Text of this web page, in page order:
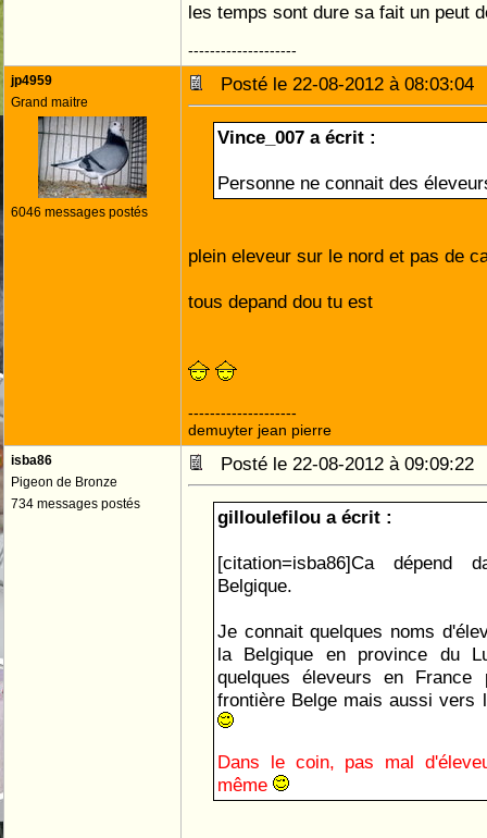
les temps sont dure sa fait un peut
--------------------
jp4959
Grand maitre
6046 messages postés
Posté le 22-08-2012 à
Vince_007 a écrit :
Personne ne connait des
plein eleveur sur le nord et pas de
tous depand dou tu est
--------------------
demuyter jean pierre
isba86
Pigeon de Bronze
734 messages postés
Posté le 22-08-2012 à
gilloulefilou a écrit :
[citation=isba86]Ca
Belgique.
Je connait quelques noms
la Belgique en province du
quelques éleveurs en
frontière Belge mais aussi vers
Dans le coin, pas mal
même